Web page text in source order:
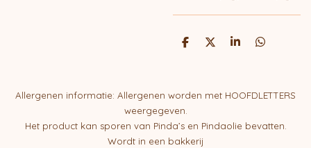
D
n
D
S
e
D
n
Allergenen informatie: Allergenen worden met HOOFDLETTERS
weergegeven.
Het product kan sporen van Pinda’s en Pindaolie bevatten.
Wordt in een bakkerij